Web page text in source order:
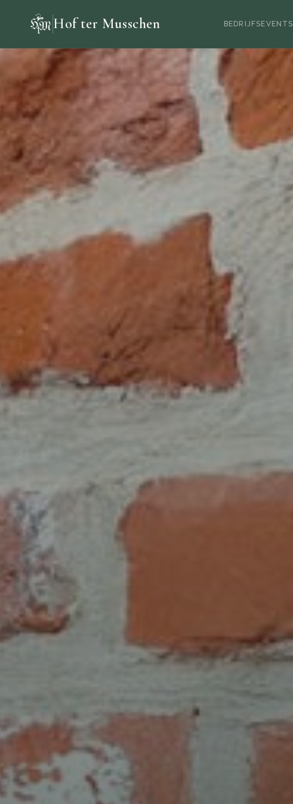
Hof ter Musschen BEDRIJFSEVENTS